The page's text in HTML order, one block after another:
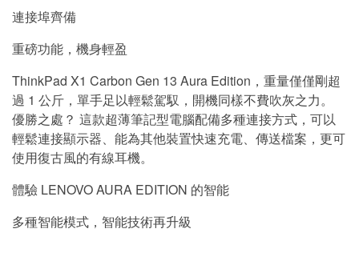
連接埠齊備
重磅功能，機身輕盈
ThinkPad X1 Carbon Gen 13 Aura Edition，重量僅僅剛超
過 1 公斤，單手足以輕鬆駕馭，開機同樣不費吹灰之力。
優勝之處？ 這款超薄筆記型電腦配備多種連接方式，可以
輕鬆連接顯示器、能為其他裝置快速充電、傳送檔案，更可
使用復古風的有線耳機。
體驗 LENOVO AURA EDITION 的智能
多種智能模式，智能技術再升級